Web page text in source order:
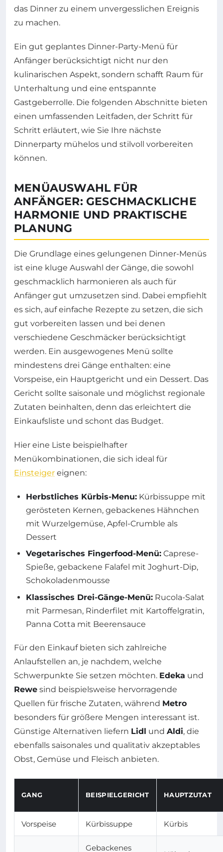
das Dinner zu einem unvergesslichen Ereignis
zu machen.
Ein gut geplantes Dinner-Party-Menü für
Anfänger berücksichtigt nicht nur den
kulinarischen Aspekt, sondern schafft Raum für
Unterhaltung und eine entspannte
Gastgeberrolle. Die folgenden Abschnitte bieten
einen umfassenden Leitfaden, der Schritt für
Schritt erläutert, wie Sie Ihre nächste
Dinnerparty mühelos und stilvoll vorbereiten
können.
MENÜAUSWAHL FÜR
ANFÄNGER: GESCHMACKLICHE
HARMONIE UND PRAKTISCHE
PLANUNG
Die Grundlage eines gelungenen Dinner-Menüs
ist eine kluge Auswahl der Gänge, die sowohl
geschmacklich harmonieren als auch für
Anfänger gut umzusetzen sind. Dabei empfiehlt
es sich, auf einfache Rezepte zu setzen, die sich
gut vorbereiten lassen und bei denen
verschiedene Geschmäcker berücksichtigt
werden. Ein ausgewogenes Menü sollte
mindestens drei Gänge enthalten: eine
Vorspeise, ein Hauptgericht und ein Dessert. Das
Gericht sollte saisonale und möglichst regionale
Zutaten beinhalten, denn das erleichtert die
Einkaufsliste und schont das Budget.
Hier eine Liste beispielhafter
Menükombinationen, die sich ideal für
Einsteiger eignen:
Herbstliches Kürbis-Menu: Kürbissuppe mit
gerösteten Kernen, gebackenes Hähnchen
mit Wurzelgemüse, Apfel-Crumble als
Dessert
Vegetarisches Fingerfood-Menü: Caprese-
Spieße, gebackene Falafel mit Joghurt-Dip,
Schokoladenmousse
Klassisches Drei-Gänge-Menü: Rucola-Salat
mit Parmesan, Rinderfilet mit Kartoffelgratin,
Panna Cotta mit Beerensauce
Für den Einkauf bieten sich zahlreiche
Anlaufstellen an, je nachdem, welche
Schwerpunkte Sie setzen möchten. Edeka und
Rewe sind beispielsweise hervorragende
Quellen für frische Zutaten, während Metro
besonders für größere Mengen interessant ist.
Günstige Alternativen liefern Lidl und Aldi, die
ebenfalls saisonales und qualitativ akzeptables
Obst, Gemüse und Fleisch anbieten.
GANG BEISPIELGERICHT HAUPTZUTAT
Vorspeise Kürbissuppe Kürbis
Gebackenes